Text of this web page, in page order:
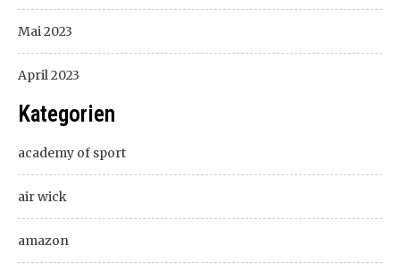
Mai 2023
April 2023
Kategorien
academy of sport
air wick
amazon